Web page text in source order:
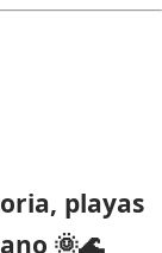
playas
🌞🌊